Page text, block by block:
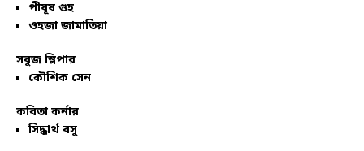
পীযূষ গুহ
ওহজা জামাতিয়া
সবুজ স্লিপার
কৌশিক সেন
কবিতা কর্নার
সিদ্ধার্থ বসু